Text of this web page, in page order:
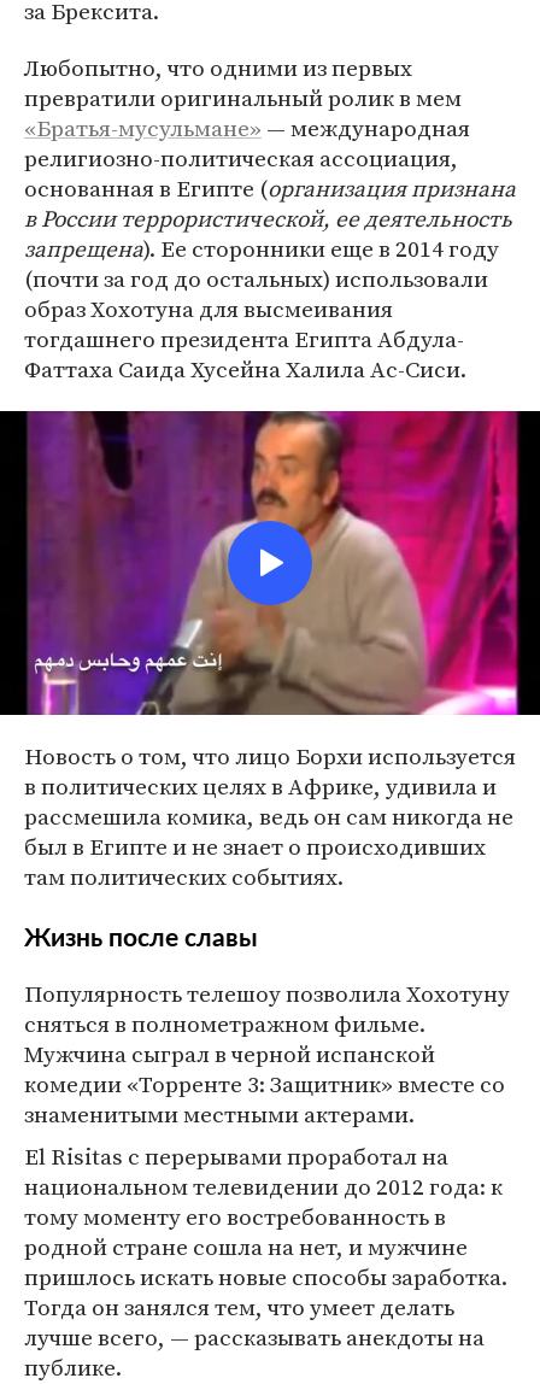
за Брексита.
Любопытно, что одними из первых
превратили оригинальный ролик в мем
«Братья-мусульмане» — международная
религиозно-политическая ассоциация,
основанная в Египте (организация признана
в России террористической, ее деятельность
запрещена). Ее сторонники еще в 2014 году
(почти за год до остальных) использовали
образ Хохотуна для высмеивания
тогдашнего президента Египта Абдула-
Фаттаха Саида Хусейна Халила Ас-Сиси.
Новость о том, что лицо Борхи используется
в политических целях в Африке, удивила и
рассмешила комика, ведь он сам никогда не
был в Египте и не знает о происходивших
там политических событиях.
Жизнь после славы
Популярность телешоу позволила Хохотуну
сняться в полнометражном фильме.
Мужчина сыграл в черной испанской
комедии «Торренте 3: Защитник» вместе со
знаменитыми местными актерами.
El Risitas с перерывами проработал на
национальном телевидении до 2012 года: к
тому моменту его востребованность в
родной стране сошла на нет, и мужчине
пришлось искать новые способы заработка.
Тогда он занялся тем, что умеет делать
лучше всего, — рассказывать анекдоты на
публике.